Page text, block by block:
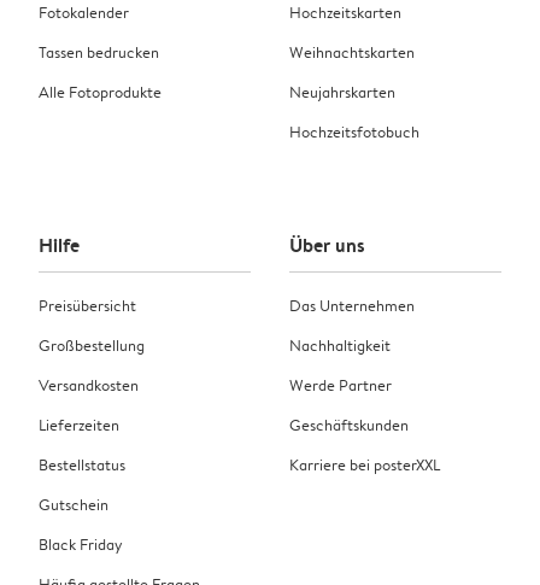
Fotokalender
Tassen bedrucken
Alle Fotoprodukte
Hochzeitskarten
Weihnachtskarten
Neujahrskarten
Hochzeitsfotobuch
Hilfe
Preisübersicht
Großbestellung
Versandkosten
Lieferzeiten
Bestellstatus
Gutschein
Black Friday
Über uns
Das Unternehmen
Nachhaltigkeit
Werde Partner
Geschäftskunden
Karriere bei posterXXL